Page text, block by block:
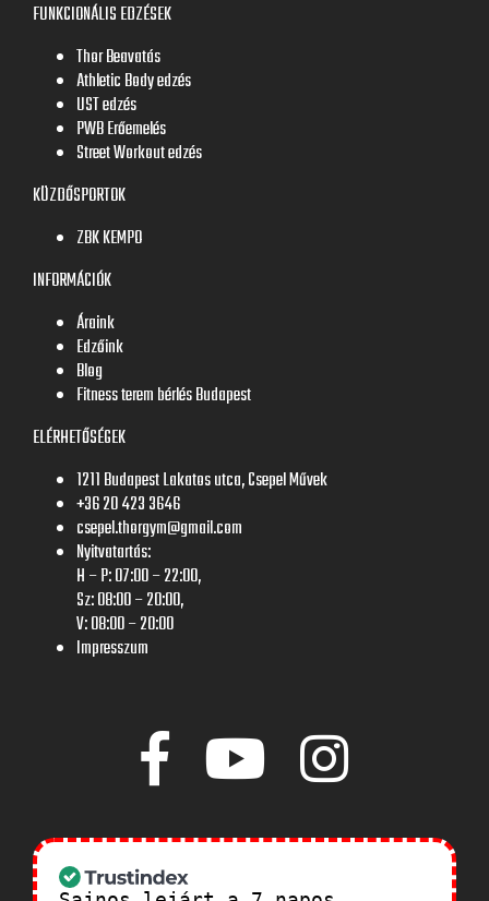
FUNKCIONÁLIS EDZÉSEK
Thor Beavatás
Athletic Body edzés
UST edzés
PWB Erőemelés
Street Workout edzés
KÜZDŐSPORTOK
ZBK KEMPO
INFORMÁCIÓK
Áraink
Edzőink
Blog
Fitness terem bérlés Budapest
ELÉRHETŐSÉGEK
1211 Budapest Lakatos utca, Csepel Művek
+36 20 423 3646
csepel.thorgym@gmail.com
Nyitvatartás:
H – P: 07:00 – 22:00,
Sz: 08:00 – 20:00,
V: 08:00 – 20:00
Impresszum